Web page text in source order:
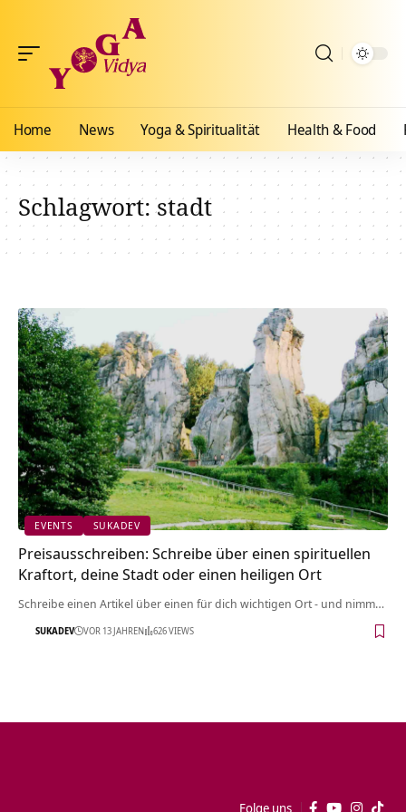
Home News Yoga & Spiritualität Health & Food
Schlagwort:stadt
EVENTS SUKADEV
Preisausschreiben: Schreibe über einen spirituellen
Kraftort, deine Stadt oder einen heiligen Ort
Schreibe einen Artikel über einen für dich wichtigen Ort - und nimm…
SUKADEV VOR 13 JAHREN 626 VIEWS
Folge uns